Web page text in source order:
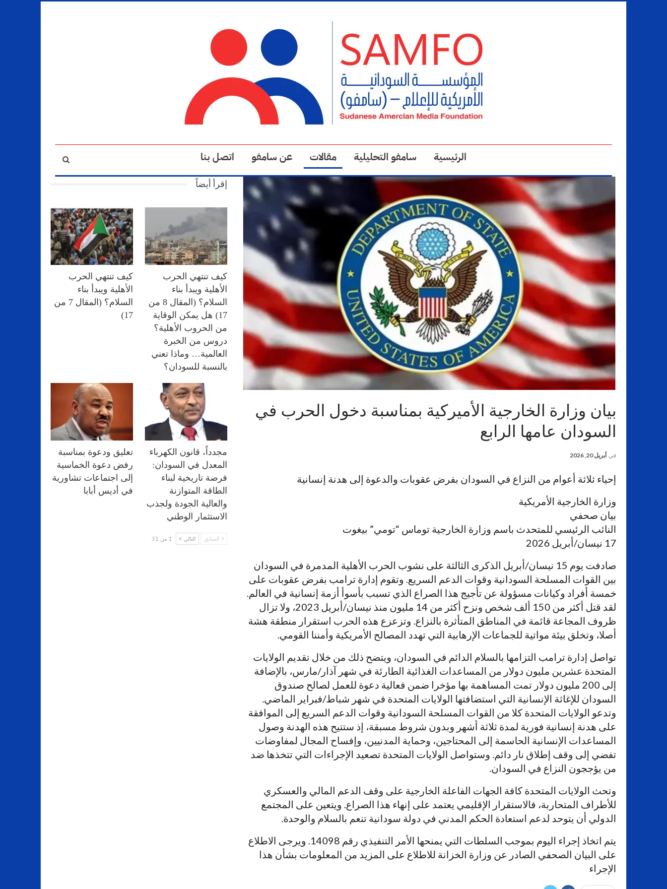
الرئيسية سامفو التحليلية مقالات عن سامفو اتصل بنا
بيان وزارة الخارجية الأميركية بمناسبة دخول الحرب في
السودان عامها الرابع
في أبريل 20, 2026
إحياء ثلاثة أعوام من النزاع في السودان بفرض عقوبات والدعوة إلى هدنة إنسانية
وزارة الخارجية الأمريكية
بيان صحفي
النائب الرئيسي للمتحدث باسم وزارة الخارجية توماس “تومي” بيغوت
17 نيسان/أبريل 2026
صادفت يوم 15 نيسان/أبريل الذكرى الثالثة على نشوب الحرب الأهلية المدمرة في السودان
بين القوات المسلحة السودانية وقوات الدعم السريع. وتقوم إدارة ترامب بفرض عقوبات على
خمسة أفراد وكيانات مسؤولة عن تأجيج هذا الصراع الذي تسبب بأسوأ أزمة إنسانية في العالم.
لقد قتل أكثر من 150 ألف شخص ونزح أكثر من 14 مليون منذ نيسان/أبريل 2023، ولا تزال
ظروف المجاعة قائمة في المناطق المتأثرة بالنزاع. وتزعزع هذه الحرب استقرار منطقة هشة
أصلا، وتخلق بيئة مواتية للجماعات الإرهابية التي تهدد المصالح الأمريكية وأمننا القومي.
تواصل إدارة ترامب التزامها بالسلام الدائم في السودان، ويتضح ذلك من خلال تقديم الولايات
المتحدة عشرين مليون دولار من المساعدات الغذائية الطارئة في شهر آذار/مارس، بالإضافة
إلى 200 مليون دولار تمت المساهمة بها مؤخرا ضمن فعالية دعوة للعمل لصالح صندوق
السودان للإغاثة الإنسانية التي استضافتها الولايات المتحدة في شهر شباط/فبراير الماضي.
وتدعو الولايات المتحدة كلا من القوات المسلحة السودانية وقوات الدعم السريع إلى الموافقة
على هدنة إنسانية فورية لمدة ثلاثة أشهر وبدون شروط مسبقة، إذ ستتيح هذه الهدنة وصول
المساعدات الإنسانية الحاسمة إلى المحتاجين، وحماية المدنيين، وإفساح المجال لمفاوضات
تفضي إلى وقف إطلاق نار دائم. وستواصل الولايات المتحدة تصعيد الإجراءات التي تتخذها ضد
من يؤججون النزاع في السودان.
وتحث الولايات المتحدة كافة الجهات الفاعلة الخارجية على وقف الدعم المالي والعسكري
للأطراف المتحاربة، فالاستقرار الإقليمي يعتمد على إنهاء هذا الصراع. ويتعين على المجتمع
الدولي أن يتوحد لدعم استعادة الحكم المدني في دولة سودانية تنعم بالسلام والوحدة.
يتم اتخاذ إجراء اليوم بموجب السلطات التي يمنحها الأمر التنفيذي رقم 14098. ويرجى الاطلاع
على البيان الصحفي الصادر عن وزارة الخزانة للاطلاع على المزيد من المعلومات بشأن هذا
الإجراء
إقرأ أيضاً
كيف تنتهي الحرب
الأهلية ويبدأ بناء
السلام؟ (المقال 8 من
17) هل يمكن الوقاية
من الحروب الأهلية؟
دروس من الخبرة
العالمية… وماذا تعني
بالنسبة للسودان؟
كيف تنتهي الحرب
الأهلية ويبدأ بناء
السلام؟ (المقال 7 من
17)
مجدداً، قانون الكهرباء
المعدل في السودان:
فرصة تاريخية لبناء
الطاقة المتوازنة
والعالية الجودة ولجذب
الاستثمار الوطني
تعليق ودعوة بمناسبة
رفض دعوة الخماسية
إلى اجتماعات تشاورية
في أديس أبابا
السابق التالي 1 من 31